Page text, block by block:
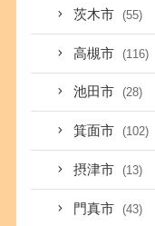
茨木市 (55)
高槻市 (116)
池田市 (28)
箕面市 (102)
摂津市 (13)
門真市 (43)